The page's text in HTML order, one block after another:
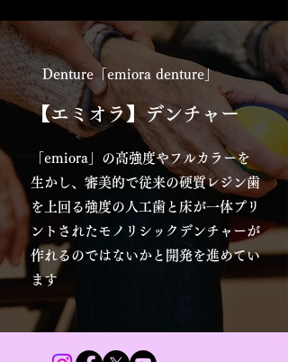
「emiora」の高強度やフルカラーを
生かし、審美的で従来の硬質レジン歯
を上回る強度の人工歯と床が一体プリ
ントされたモノリシックデンチャーが
作れるのではないかと開発を進めてい
ます
Denture「emiora denture」
【エミオラ】デンチャー